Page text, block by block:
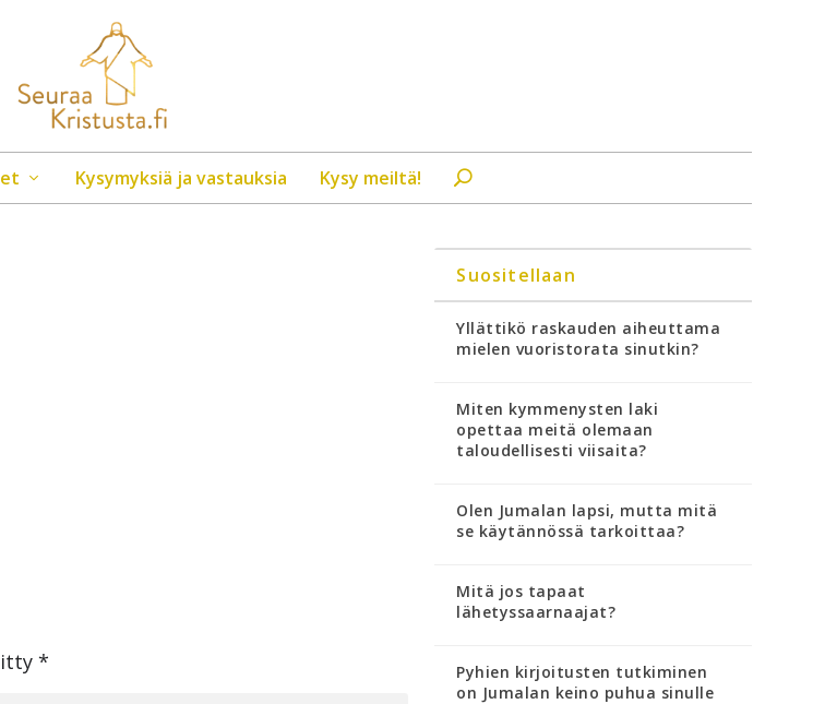
Kysymyksiä ja vastauksia Kysy meiltä!
*
Suositellaan
Yllättikö raskauden aiheuttama
mielen vuoristorata sinutkin?
Miten kymmenysten laki
opettaa meitä olemaan
taloudellisesti viisaita?
Olen Jumalan lapsi, mutta mitä
se käytännössä tarkoittaa?
Mitä jos tapaat
lähetyssaarnaajat?
Pyhien kirjoitusten tutkiminen
on Jumalan keino puhua sinulle